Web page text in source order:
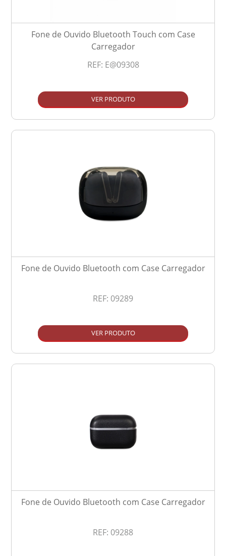
Fone de Ouvido Bluetooth Touch com Case
Carregador
REF: E@09308
VER PRODUTO
Fone de Ouvido Bluetooth com Case Carregador
REF: 09289
VER PRODUTO
Fone de Ouvido Bluetooth com Case Carregador
REF: 09288